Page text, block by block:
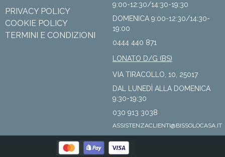
PRIVACY POLICY
COOKIE POLICY
TERMINI E CONDIZIONI
9:00-12:30/14:30-19:30
DOMENICA 9:00-12:30/14:30-
19:00
0444 440 871
LONATO D/G (BS)
VIA TIRACOLLO, 10, 25017
DAL LUNEDÌ ALLA DOMENICA
9:30-19:30
030 913 3038
ASSISTENZACLIENTI@BISSOLOCASA.IT